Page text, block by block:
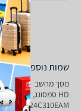
שמות נוספים לדגם
S31C S24C310EAM